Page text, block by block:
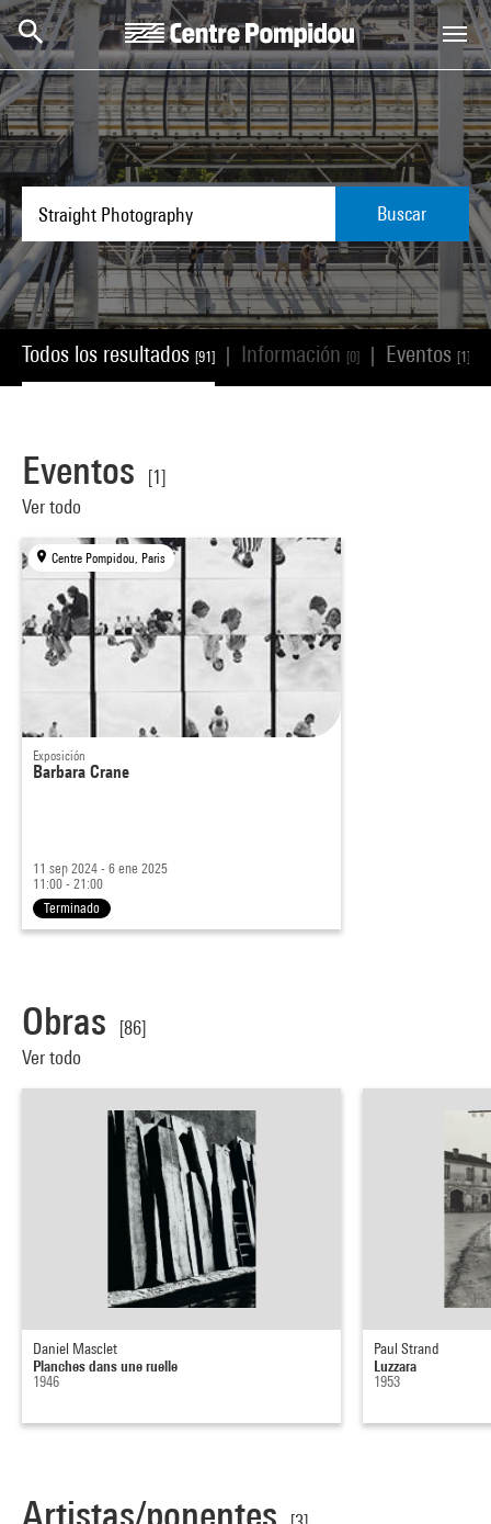
Skip to main content
Centre Pompidou
Buscar
Todos los resultados [91] Información [0] Eventos [1]
Eventos
[1]
Ver todo
Centre Pompidou, Paris
Exposición
Barbara Crane
11 sep 2024 - 6 ene 2025
11:00 - 21:00
Terminado
Obras
[86]
Ver todo
Daniel Masclet
Planches dans une ruelle
1946
Paul Strand
Luzzara
1953
Artistas/ponentes